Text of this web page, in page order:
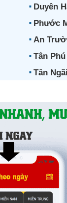
Duyên
Phước
An
Tân Phú
Tân Ngãi